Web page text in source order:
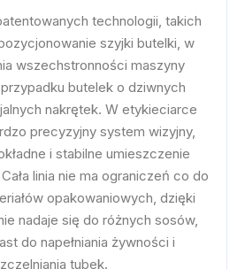
technologii, takich
szyjki butelki, w
wszechstronności maszyny
butelek o dziwnych
nakrętek. W etykieciarce
precyzyjny system wizyjny,
i stabilne umieszczenie
linia nie ma ograniczeń co do
opakowaniowych, dzięki
nadaje się do różnych sosów,
do napełniania żywności i
tubek.